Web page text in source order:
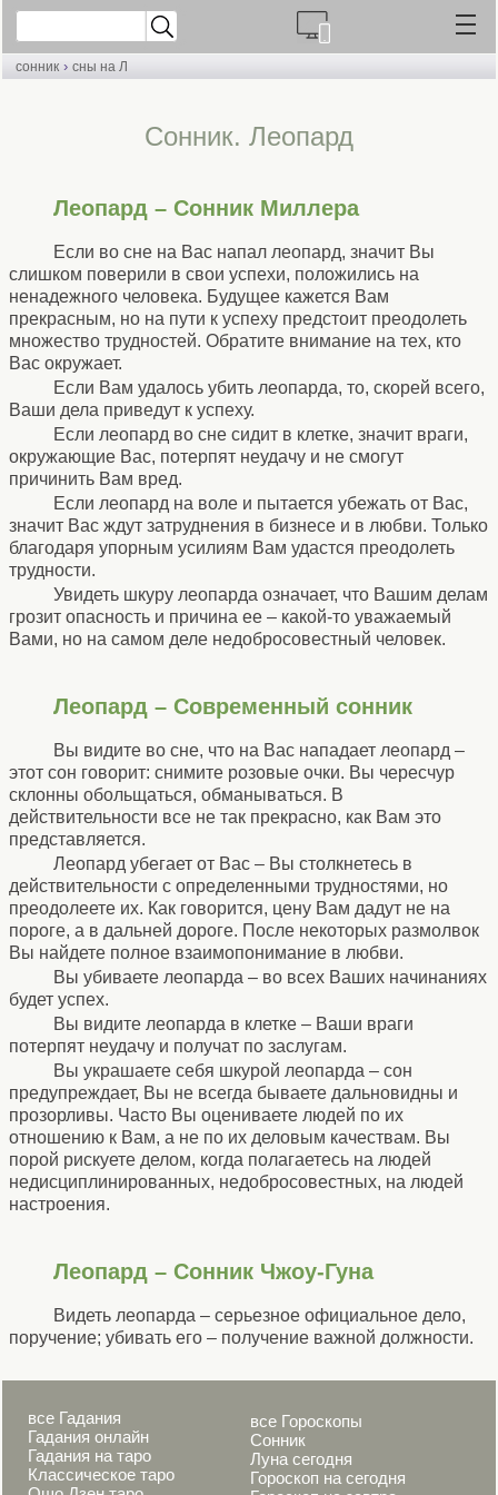
сонник › сны на Л
Cонник. Леопард
Леопард – Сонник Миллера
Если во сне на Вас напал леопард, значит Вы
слишком поверили в свои успехи, положились на
ненадежного человека. Будущее кажется Вам
прекрасным, но на пути к успеху предстоит преодолеть
множество трудностей. Обратите внимание на тех, кто
Вас окружает.
Если Вам удалось убить леопарда, то, скорей всего,
Ваши дела приведут к успеху.
Если леопард во сне сидит в клетке, значит враги,
окружающие Вас, потерпят неудачу и не смогут
причинить Вам вред.
Если леопард на воле и пытается убежать от Вас,
значит Вас ждут затруднения в бизнесе и в любви. Только
благодаря упорным усилиям Вам удастся преодолеть
трудности.
Увидеть шкуру леопарда означает, что Вашим делам
грозит опасность и причина ее – какой-то уважаемый
Вами, но на самом деле недобросовестный человек.
Леопард – Современный сонник
Вы видите во сне, что на Вас нападает леопард –
этот сон говорит: снимите розовые очки. Вы чересчур
склонны обольщаться, обманываться. В
действительности все не так прекрасно, как Вам это
представляется.
Леопард убегает от Вас – Вы столкнетесь в
действительности с определенными трудностями, но
преодолеете их. Как говорится, цену Вам дадут не на
пороге, а в дальней дороге. После некоторых размолвок
Вы найдете полное взаимопонимание в любви.
Вы убиваете леопарда – во всех Ваших начинаниях
будет успех.
Вы видите леопарда в клетке – Ваши враги
потерпят неудачу и получат по заслугам.
Вы украшаете себя шкурой леопарда – сон
предупреждает, Вы не всегда бываете дальновидны и
прозорливы. Часто Вы оцениваете людей по их
отношению к Вам, а не по их деловым качествам. Вы
порой рискуете делом, когда полагаетесь на людей
недисциплинированных, недобросовестных, на людей
настроения.
Леопард – Сонник Чжоу-Гуна
Видеть леопарда – серьезное официальное дело,
поручение; убивать его – получение важной должности.
все Гадания
Гадания онлайн
Гадания на таро
Классическое таро
все Гороскопы
Сонник
Луна сегодня
Гороскоп на сегодня